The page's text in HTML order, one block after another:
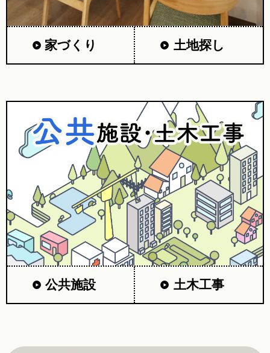
家づくり 土地探し
公共施設 土木工事